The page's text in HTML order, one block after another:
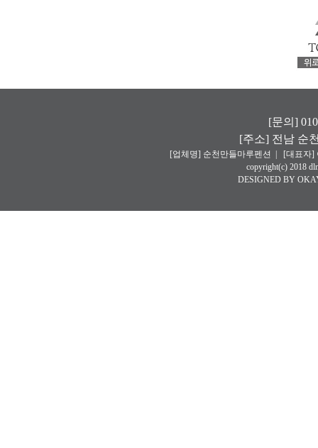
[문의]
[주소] 전남 순
[업체명] 순천만들마루펜션
[대표자]
copyright(c) 2018
DESIGNED BY